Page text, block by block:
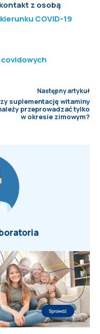
z osobą
COVID-19
Następny artykuł
suplementację witaminy
przeprowadzać tylko
w okresie zimowym?